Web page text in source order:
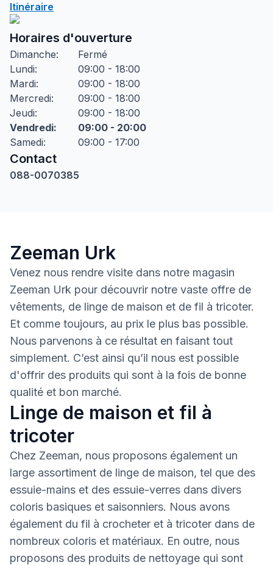
Itinéraire
Horaires d'ouverture
Dimanche:
Fermé
Lundi:
09:00 - 18:00
Mardi:
09:00 - 18:00
Mercredi:
09:00 - 18:00
Jeudi:
09:00 - 18:00
Vendredi:
09:00 - 20:00
Samedi: 09:00 - 17:00
Contact
088-0070385
Zeeman Urk
Venez nous rendre visite dans notre magasin
Zeeman Urk pour découvrir notre vaste offre de
vêtements, de linge de maison et de fil à tricoter.
Et comme toujours, au prix le plus bas possible.
Nous parvenons à ce résultat en faisant tout
simplement. C’est ainsi qu’il nous est possible
d'offrir des produits qui sont à la fois de bonne
qualité et bon marché.
Linge de maison et fil à
tricoter
Chez Zeeman, nous proposons également un
large assortiment de linge de maison, tel que des
essuie-mains et des essuie-verres dans divers
coloris basiques et saisonniers. Nous avons
également du fil à crocheter et à tricoter dans de
nombreux coloris et matériaux. En outre, nous
proposons des produits de nettoyage qui sont